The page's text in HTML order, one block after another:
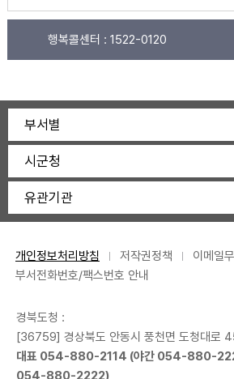
행복콜센터 : 1522-0120
부서별
시군청
유관기관
개인정보처리방침 저작권정책
이메일
부서전화번호/팩스번호 안내
경북도청 :
[36759] 경상북도 안동시 풍천면 도청대로
대표 054-880-2114 (야간 054-880-
054-880-2222)